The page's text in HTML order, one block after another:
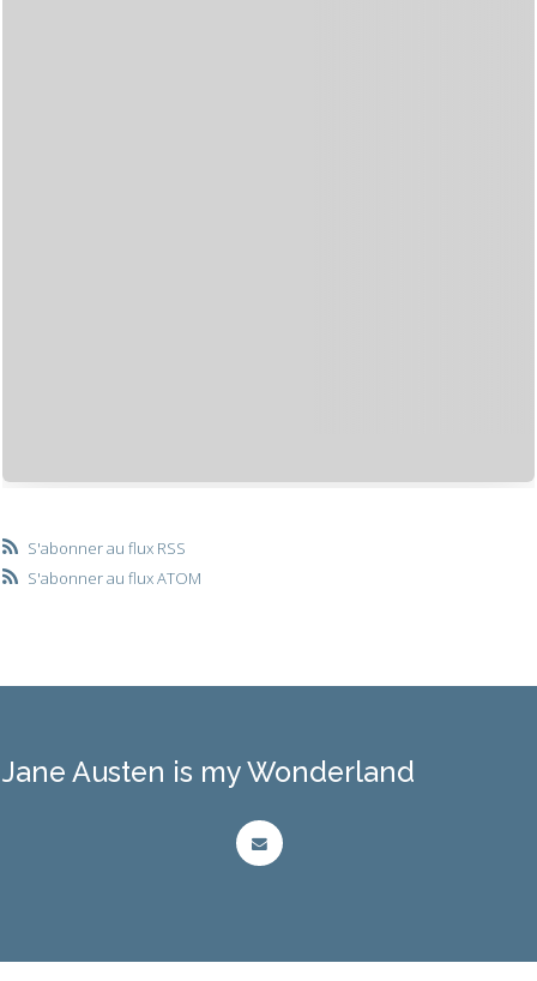
S'abonner au flux RSS
S'abonner au flux ATOM
Jane Austen is my Wonderland